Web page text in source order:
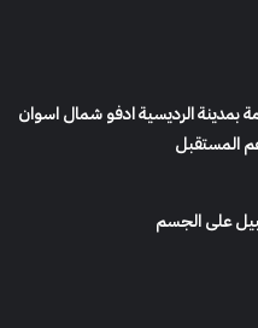
بمدينة الرديسية ادفو شمال اسوان
المستقبل
على الجسم